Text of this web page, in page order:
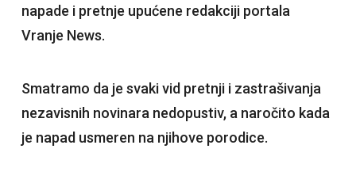
napade i pretnje upućene redakciji portala
Vranje News.
Smatramo da je svaki vid pretnji i zastrašivanja
nezavisnih novinara nedopustiv, a naročito kada
je napad usmeren na njihove porodice.